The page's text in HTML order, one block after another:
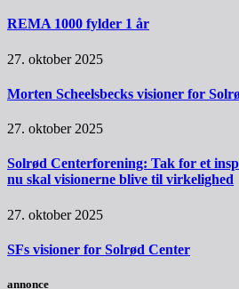
REMA 1000 fylder 1 år
27. oktober 2025
Morten Scheelsbecks visioner for
27. oktober 2025
Solrød Centerforening: Tak for et
nu skal visionerne blive til virkelighed
27. oktober 2025
SFs visioner for Solrød Center
annonce